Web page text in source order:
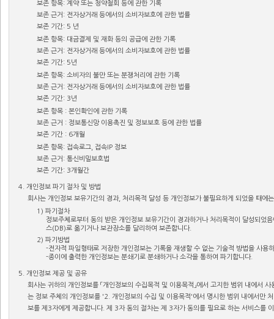
보존 항목: 계약 또는 청약철회 등에 관한 기록
보존 근거: 전자상거래 등에서의 소비자보호에 관한 법률
보존 기간: 5 년
보존 항목: 대금결제 및 재화 등의 공급에 관한 기록
보존 근거: 전자상거래 등에서의 소비자보호에 관한 법률
보존 기간: 5년
보존 항목: 소비자의 불만 또는 분쟁처리에 관한 기록
보존 근거: 전자상거래 등에서의 소비자보호에 관한 법률
보존 기간: 3년
보존 항목 : 본인확인에 관한 기록
보존 근거 : 정보통신망 이용촉진 및 정보보호 등에 관한 법률
보존 기간 : 6개월
보존 항목: 접속로그, 접속IP 정보
보존 근거: 통신비밀보호법
보존 기간: 3개월간
4. 개인정보 파기 절차 및 방법
회사는 개인정보 보유기간의 경과, 처리목적 달성 등 개인정보가 불필요하게 되었을 때에
1) 파기절차
정보주체로부터 동의 받은 개인정보 보유기간이 경과하거나 처리목적이 달성되었
스(DB)로 옮기거나 보관장소를 달리하여 보존합니다.
2) 파기방법
-전자적 파일형태로 저장한 개인정보는 기록을 재생할 수 없는 기술적 방법을 사용
-종이에 출력한 개인정보는 분쇄기로 분쇄하거나 소각을 통하여 파기합니다.
5. 개인정보 제공 및 공유
회사는 귀하의 개인정보를 「개인정보의 수집목적 및 이용목적」에서 고지한 범위 내에
는 정보 주체의 개인정보를 '2. 개인정보의 수집 및 이용목적'에서 명시한 범위 내에서만
보를 제3자에게 제공합니다. 제 3자 동의 절차는 제 3자가 동의를 필요로 하는 서비스를